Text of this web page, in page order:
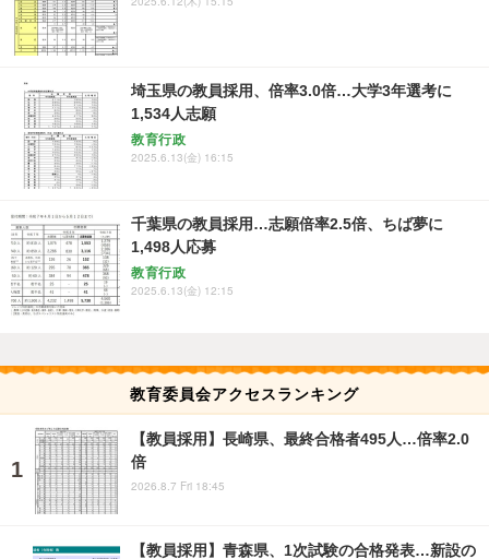
埼玉県の教員採用、倍率3.0倍…大学3年選考に
1,534人志願
教育行政
2025.6.13(金) 16:15
千葉県の教員採用…志願倍率2.5倍、ちば夢に
1,498人応募
教育行政
2025.6.13(金) 12:15
教育委員会アクセスランキング
【教員採用】長崎県、最終合格者495人…倍率2.0
倍
2026.8.7 Fri 18:45
【教員採用】青森県、1次試験の合格発表…新設の